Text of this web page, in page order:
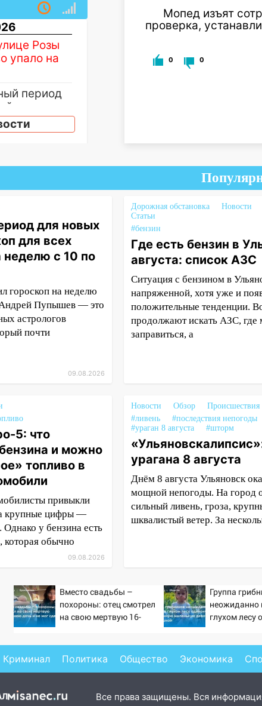
Мопед изъят
проверка,
0 0
Розы
упало на
период
гороскоп
на
области
в
список
упал
сильного
области
и атака
итоги
в
пропал
снова
Евро-5:
бензина и
для новых
для всех
неделю с 10 по
гороскоп на неделю
Андрей Пупышев — это
астрологов
почти
09.08.2026
Дорожная обстановка Новости
Статьи
#бензин
Где есть бензин в
августа: список АЗС
Ситуация с бензином в
напряженной, хотя уже и
положительные тенденции.
продолжают искать АЗС, где
заправиться, а
5: что
и можно
топливо в
привыкли
крупные цифры —
у бензина есть
которая обычно
09.08.2026
Новости Обзор Происшествия
#ливень
#последствия непогоды
#ураган 8 августа
#шторм
урагана 8 августа
Днём 8 августа Ульяновск
мощной непогоды. На город
сильный ливень, гроза,
шквалистый ветер. За
Вместо свадьбы –
похороны: отец смотрел
на свою мертвую 16-
Группа
неожиданно
глухом лесу
Криминал Политика Общество Экономика
Все права защищены. Вся